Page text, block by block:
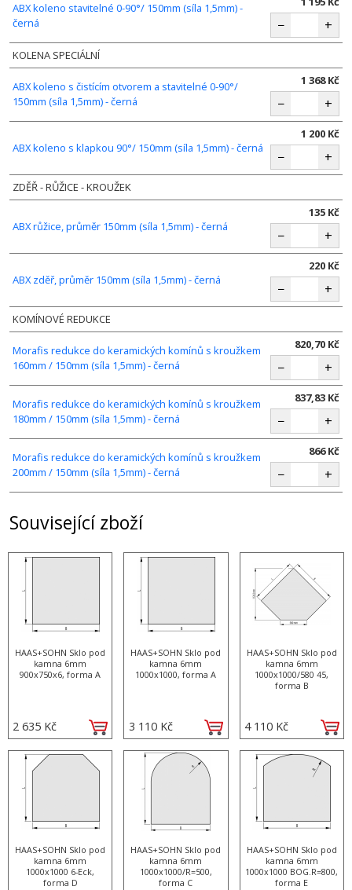
ABX koleno stavitelné 0-90°/ 150mm (síla 1,5mm) -
černá
− +
KOLENA SPECIÁLNÍ
ABX koleno s čistícím otvorem a stavitelné 0-90°/
150mm (síla 1,5mm) - černá
1 368 Kč
− +
ABX koleno s klapkou 90°/ 150mm (síla 1,5mm) - černá
1 200 Kč
− +
ZDĚŘ - RŮŽICE - KROUŽEK
ABX růžice, průměr 150mm (síla 1,5mm) - černá
135 Kč
− +
ABX zděř, průměr 150mm (síla 1,5mm) - černá
220 Kč
− +
KOMÍNOVÉ REDUKCE
Morafis redukce do keramických komínů s kroužkem
160mm / 150mm (síla 1,5mm) - černá
820,70 Kč
− +
Morafis redukce do keramických komínů s kroužkem
180mm / 150mm (síla 1,5mm) - černá
837,83 Kč
− +
Morafis redukce do keramických komínů s kroužkem
200mm / 150mm (síla 1,5mm) - černá
866 Kč
− +
Související zboží
HAAS+SOHN Sklo pod
kamna 6mm
900x750x6, forma A
2 635 Kč
HAAS+SOHN Sklo pod
kamna 6mm
1000x1000, forma A
3 110 Kč
HAAS+SOHN Sklo pod
kamna 6mm
1000x1000/580 45,
forma B
4 110 Kč
HAAS+SOHN Sklo pod
kamna 6mm
1000x1000 6-Eck,
forma D
HAAS+SOHN Sklo pod
kamna 6mm
1000x1000/R=500,
forma C
HAAS+SOHN Sklo pod
kamna 6mm
1000x1000 BOG.R=800,
forma E